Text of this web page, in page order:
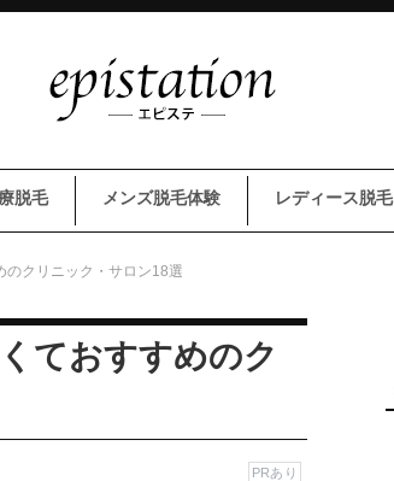
脱毛 メンズ脱毛体験 レディース脱毛
のクリニック・サロン18選
ておすすめのク
PRあり